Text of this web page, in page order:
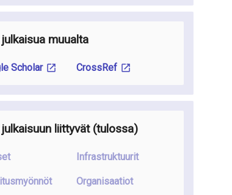
muualta
Scholar CrossRef
julkaisuun liittyvät(tulossa)
Infrastruktuurit
Organisaatiot